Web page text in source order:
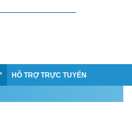
HỖ TRỢ TRỰC TUYẾN